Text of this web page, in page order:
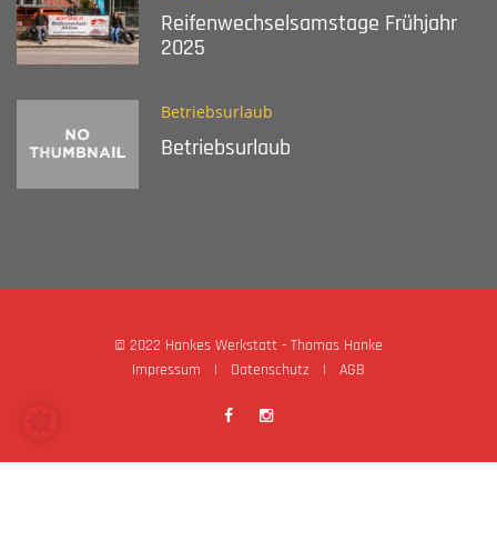
Reifenwechselsamstage Frühjahr
2025
Betriebsurlaub
Betriebsurlaub
© 2022 Hankes Werkstatt - Thomas Hanke
Impressum | Datenschutz | AGB